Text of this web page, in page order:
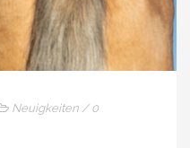
Neuigkeiten / 0